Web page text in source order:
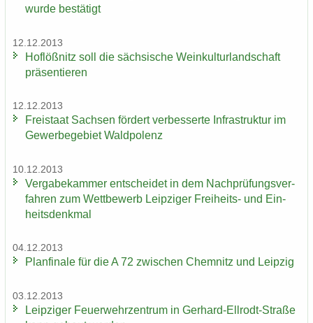
wurde be­stä­tigt
12.12.2013
Hof­löß­nitz soll die säch­si­sche Wein­kul­tur­land­schaft
prä­sen­tie­ren
12.12.2013
Frei­staat Sach­sen för­dert ver­bes­ser­te In­fra­struk­tur im
Ge­wer­be­ge­biet Wald­po­lenz
10.12.2013
Ver­ga­be­kam­mer ent­schei­det in dem Nach­prü­fungs­ver­
fah­ren zum Wett­be­werb Leip­zi­ger Freiheits-​ und Ein­
heits­denk­mal
04.12.2013
Plan­fi­na­le für die A 72 zwi­schen Chem­nitz und Leip­zig
03.12.2013
Leip­zi­ger Feu­er­wehr­zen­trum in Gerhard-​Ellrodt-Straße